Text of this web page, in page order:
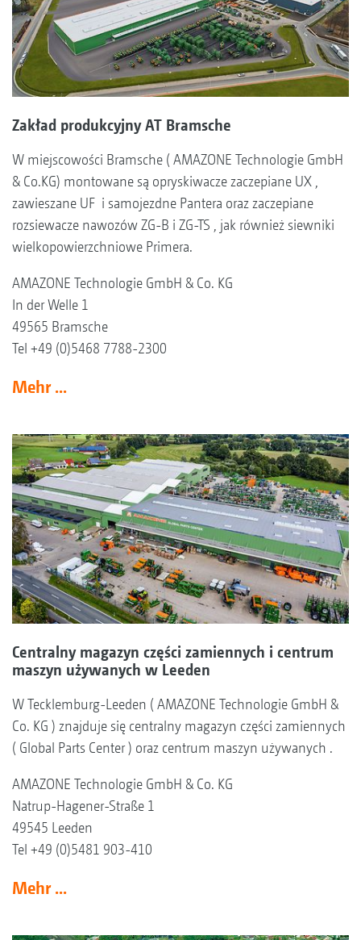
Zakład produkcyjny AT Bramsche
W miejscowości Bramsche ( AMAZONE Technologie GmbH
& Co.KG) montowane są opryskiwacze zaczepiane UX ,
zawieszane UF i samojezdne Pantera oraz zaczepiane
rozsiewacze nawozów ZG-B i ZG-TS , jak również siewniki
wielkopowierzchniowe Primera.
AMAZONE Technologie GmbH & Co. KG
In der Welle 1
49565 Bramsche
Tel +49 (0)5468 7788-2300
Mehr ...
Centralny magazyn części zamiennych i centrum
maszyn używanych w Leeden
W Tecklemburg-Leeden ( AMAZONE Technologie GmbH &
Co. KG ) znajduje się centralny magazyn części zamiennych
( Global Parts Center ) oraz centrum maszyn używanych .
AMAZONE Technologie GmbH & Co. KG
Natrup-Hagener-Straße 1
49545 Leeden
Tel +49 (0)5481 903-410
Mehr ...